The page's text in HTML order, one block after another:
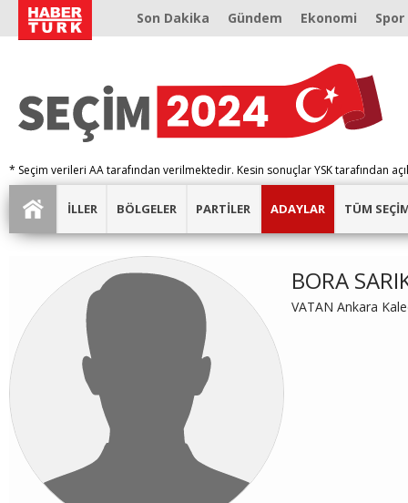
Son Dakika Gündem Ekonomi Spor
* Seçim verileri AA tarafından verilmektedir. Kesin sonuçlar YSK tarafından
İLLER BÖLGELER PARTİLER ADAYLAR TÜM
BORA
VATAN Ankara